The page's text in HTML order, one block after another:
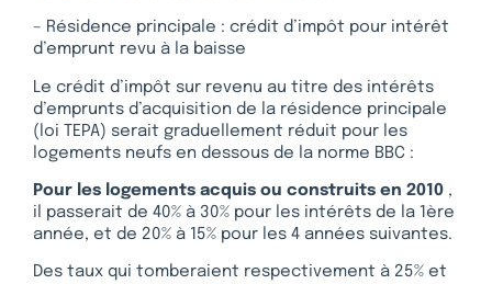
– Résidence principale : crédit d’impôt pour intérêt
d’emprunt revu à la baisse
Le crédit d’impôt sur revenu au titre des intérêts
d’emprunts d’acquisition de la résidence principale
(loi TEPA) serait graduellement réduit pour les
logements neufs en dessous de la norme BBC :
Pour les logements acquis ou construits en 2010 ,
il passerait de 40% à 30% pour les intérêts de la 1ère
année, et de 20% à 15% pour les 4 années suivantes.
Des taux qui tomberaient respectivement à 25% et